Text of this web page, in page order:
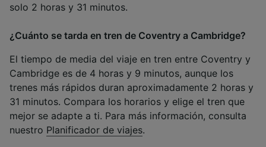
solo 2 horas y 31 minutos.
¿Cuánto se tarda en tren de Coventry a Cambridge?
El tiempo de media del viaje en tren entre Coventry y
Cambridge es de 4 horas y 9 minutos, aunque los
trenes más rápidos duran aproximadamente 2 horas y
31 minutos. Compara los horarios y elige el tren que
mejor se adapte a ti. Para más información, consulta
nuestro Planificador de viajes.